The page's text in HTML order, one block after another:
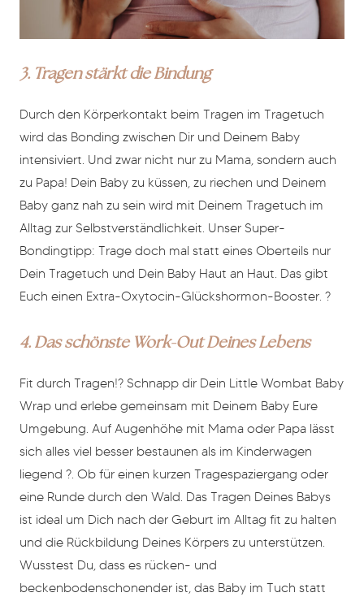
3. Tragen stärkt die Bindung
Durch den Körperkontakt beim Tragen im Tragetuch
wird das Bonding zwischen Dir und Deinem Baby
intensiviert. Und zwar nicht nur zu Mama, sondern auch
zu Papa! Dein Baby zu küssen, zu riechen und Deinem
Baby ganz nah zu sein wird mit Deinem Tragetuch im
Alltag zur Selbstverständlichkeit. Unser Super-
Bondingtipp: Trage doch mal statt eines Oberteils nur
Dein Tragetuch und Dein Baby Haut an Haut. Das gibt
Euch einen Extra-Oxytocin-Glückshormon-Booster. ?
4. Das schönste Work-Out Deines Lebens
Fit durch Tragen!? Schnapp dir Dein Little Wombat Baby
Wrap und erlebe gemeinsam mit Deinem Baby Eure
Umgebung. Auf Augenhöhe mit Mama oder Papa lässt
sich alles viel besser bestaunen als im Kinderwagen
liegend ?. Ob für einen kurzen Tragespaziergang oder
eine Runde durch den Wald. Das Tragen Deines Babys
ist ideal um Dich nach der Geburt im Alltag fit zu halten
und die Rückbildung Deines Körpers zu unterstützen.
Wusstest Du, dass es rücken- und
beckenbodenschonender ist, das Baby im Tuch statt